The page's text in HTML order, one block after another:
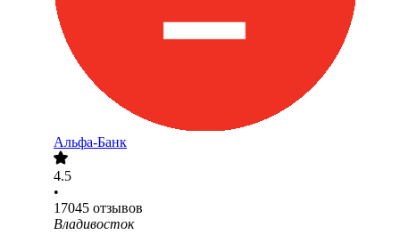
Альфа-Банк
4.5
•
17045 отзывов
Владивосток